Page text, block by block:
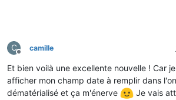
C
Hors-ligne
camille
Et bien voilà une excellente nouvelle ! Car
afficher mon champ date à remplir dans
dématérialisé et ça m'énerve
Je vais